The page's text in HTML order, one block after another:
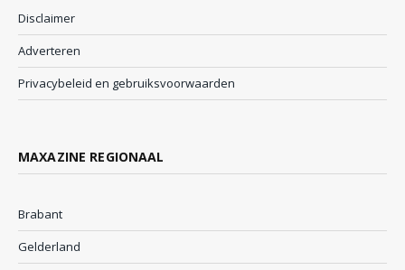
Disclaimer
Adverteren
Privacybeleid en gebruiksvoorwaarden
MAXAZINE REGIONAAL
Brabant
Gelderland